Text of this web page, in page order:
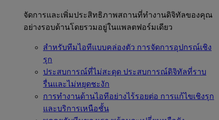
จัดการและเพิ่มประสิทธิภาพสถานที่ทำงานดิจิทัลของคุณ
อย่างรอบด้านโดยรวมอยู่ในแพลตฟอร์มเดียว
สำหรับทีมไอทีแบบคล่องตัว การจัดการอุปกรณ์เชิง
รุก
ประสบการณ์ที่ไม่สะดุด ประสบการณ์ดิจิทัลที่ราบ
รื่นและไม่หยุดชะงัก
การทำงานด้านไอทีอย่างไร้รอยต่อ การแก้ไขเชิงรุก
และบริการเหนือชั้น